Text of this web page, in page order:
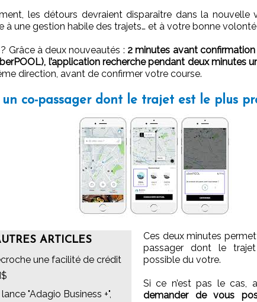
les détours devraient disparaître dans la nouvelle
à une gestion habile des trajets… et à votre bonne volonté
Grâce à deux nouveautés : 2 minutes avant
l’application recherche pendant deux minutes
direction, avant de confirmer votre course.
un co-passager dont le trajet est le plus
ARTICLES
une facilité de crédit
"Adagio Business +",
Ces deux minutes
passager dont le
possible du votre.
Si ce n’est pas le cas,
demander de vous